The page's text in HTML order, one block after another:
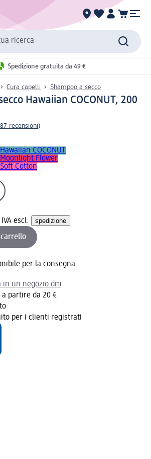
ricerca
Spedizione gratuita da 49 €
Cura capelli Shampoo a secco
Hawaiian COCONUT, 200
recensioni)
COCONUT
Flower
Cotton
escl. spedizione
per la consegna
in un negozio dm
partire da 20 €
per i clienti registrati